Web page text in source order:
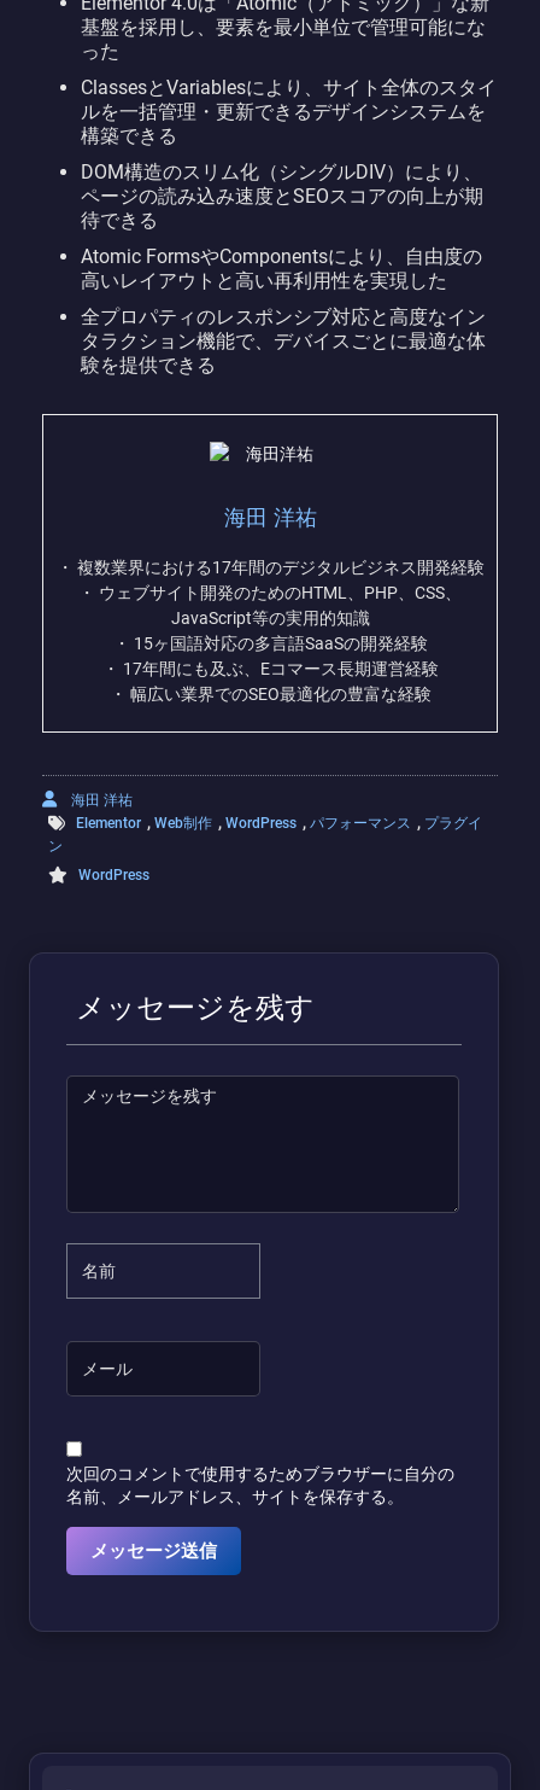
基盤を採用し、要素を最小単位で管理可能にな
った
ClassesとVariablesにより、サイト全体のスタイ
ルを一括管理・更新できるデザインシステムを
構築できる
DOM構造のスリム化（シングルDIV）により、
ページの読み込み速度とSEOスコアの向上が期
待できる
Atomic FormsやComponentsにより、自由度の
高いレイアウトと高い再利用性を実現した
全プロパティのレスポンシブ対応と高度なイン
タラクション機能で、デバイスごとに最適な体
験を提供できる
海田 洋祐
・ 複数業界における17年間のデジタルビジネス開発経験
・ ウェブサイト開発のためのHTML、PHP、CSS、
JavaScript等の実用的知識
・ 15ヶ国語対応の多言語SaaSの開発経験
・ 17年間にも及ぶ、Eコマース長期運営経験
・ 幅広い業界でのSEO最適化の豊富な経験
海田 洋祐
Elementor , Web制作 , WordPress , パフォーマンス , プラグイ
ン
WordPress
メッセージを残す
次回のコメントで使用するためブラウザーに自分の
名前、メールアドレス、サイトを保存する。